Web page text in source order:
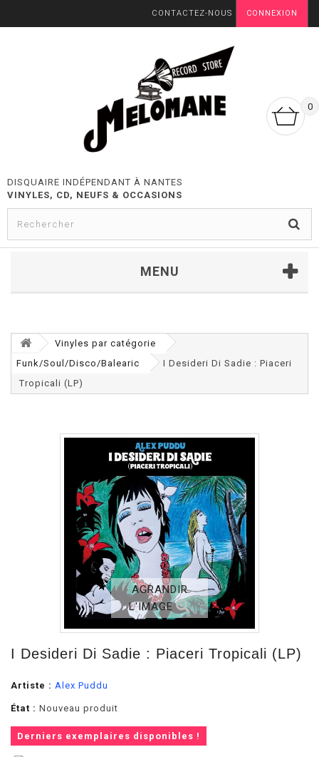
CONNEXION
CONTACTEZ-NOUS
0
DISQUAIRE INDÉPENDANT À NANTES
VINYLES, CD, NEUFS & OCCASIONS
MENU
Vinyles par catégorie
Funk/Soul/Disco/Balearic
I Desideri Di Sadie : Piaceri
Tropicali (LP)
AGRANDIR
L'IMAGE
I Desideri Di Sadie : Piaceri Tropicali (LP)
Artiste : Alex Puddu
État : Nouveau produit
Derniers exemplaires disponibles !